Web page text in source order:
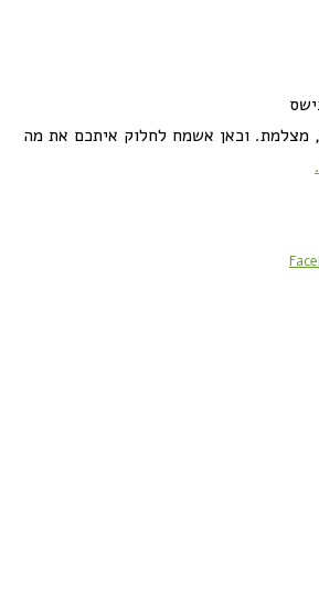
וכאן אשמח לחלוק איתכם את מה